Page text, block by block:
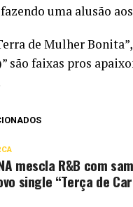
uma alusão
de Mulher
são faixas pros
mescla R&B com
single “Terça de